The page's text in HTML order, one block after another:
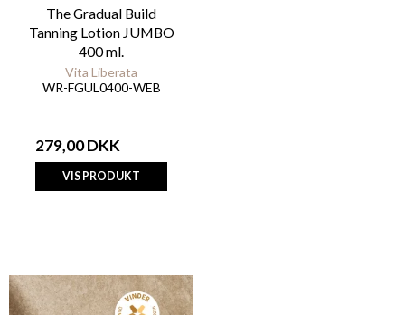
The Gradual Build
Tanning Lotion JUMBO
400 ml.
Vita Liberata
WR-FGUL0400-WEB
279,00 DKK
VIS PRODUKT